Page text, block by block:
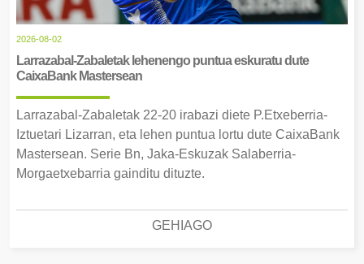
2026-08-02
Larrazabal-Zabaletak lehenengo puntua eskuratu dute
CaixaBank Mastersean
Larrazabal-Zabaletak 22-20 irabazi diete P.Etxeberria-
Iztuetari Lizarran, eta lehen puntua lortu dute CaixaBank
Mastersean. Serie Bn, Jaka-Eskuzak Salaberria-
Morgaetxebarria gainditu dituzte.
GEHIAGO